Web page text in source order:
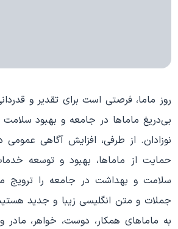
روز ماما، فرصتی است برای تقدیر و
بی‌دریغ ماماها در جامعه و بهبود سلامت
نوزادان. از طرفی، افزایش آگاهی عمومی
حمایت از ماماها، بهبود و توسعه
سلامت و بهداشت در جامعه را ترویج
جملات و متن انگلیسی زیبا و جدید
به ماماهای همکار، دوست، خواهر، مادر